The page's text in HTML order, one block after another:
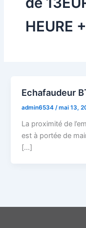
HEURE
Echafaudeur
admin6534 /mai 13,
La proximité de
est à portée de
[…]